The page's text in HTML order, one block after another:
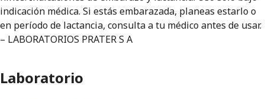
indicación médica. Si estás embarazada, planeas estarlo o
en período de lactancia, consulta a tu médico antes de usar.
– LABORATORIOS PRATER S A
Laboratorio